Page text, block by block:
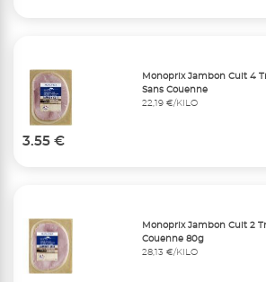
Monoprix Jambon Cuit 4
Sans Couenne
22,19 €/KILO
3.55 €
Monoprix Jambon Cuit 2
Couenne 80g
28,13 €/KILO